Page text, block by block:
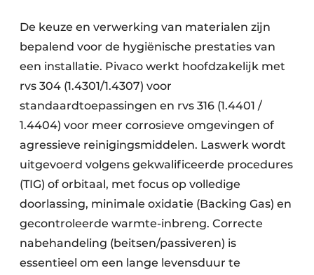
De keuze en verwerking van materialen zijn
bepalend voor de hygiënische prestaties van
een installatie. Pivaco werkt hoofdzakelijk met
rvs 304 (1.4301/1.4307) voor
standaardtoepassingen en rvs 316 (1.4401 /
1.4404) voor meer corrosieve omgevingen of
agressieve reinigingsmiddelen. Laswerk wordt
uitgevoerd volgens gekwalificeerde procedures
(TIG) of orbitaal, met focus op volledige
doorlassing, minimale oxidatie (Backing Gas) en
gecontroleerde warmte­-inbreng. Correcte
nabehandeling (beitsen/passiveren) is
essentieel om een lange levensduur te